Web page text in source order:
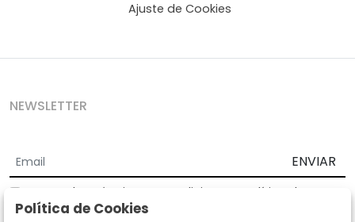
Ajuste de Cookies
NEWSLETTER
ENVIAR
Acepto los Términos y Condiciones
Política de
privacidad
Política de Cookies